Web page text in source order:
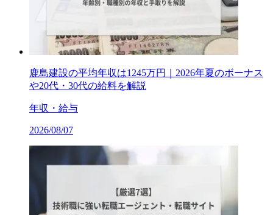
鹿島建設の平均年収は1245万円｜2026年夏のボーナス
や20代・30代の給料を解説
年収・給与
2026/08/07